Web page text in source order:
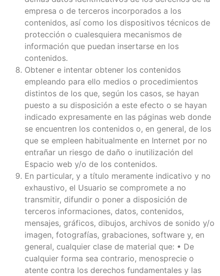
empresa o de terceros incorporados a los
contenidos, así como los dispositivos técnicos de
protección o cualesquiera mecanismos de
información que puedan insertarse en los
contenidos.
Obtener e intentar obtener los contenidos
empleando para ello medios o procedimientos
distintos de los que, según los casos, se hayan
puesto a su disposición a este efecto o se hayan
indicado expresamente en las páginas web donde
se encuentren los contenidos o, en general, de los
que se empleen habitualmente en Internet por no
entrañar un riesgo de daño o inutilización del
Espacio web y/o de los contenidos.
En particular, y a título meramente indicativo y no
exhaustivo, el Usuario se compromete a no
transmitir, difundir o poner a disposición de
terceros informaciones, datos, contenidos,
mensajes, gráficos, dibujos, archivos de sonido y/o
imagen, fotografías, grabaciones, software y, en
general, cualquier clase de material que: • De
cualquier forma sea contrario, menosprecie o
atente contra los derechos fundamentales y las